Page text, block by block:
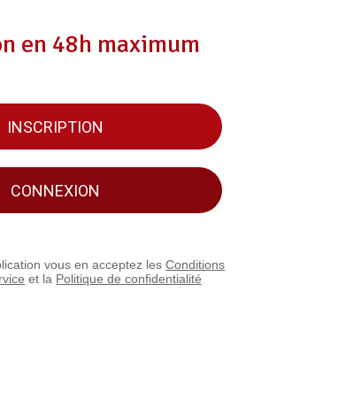
en 48h maximum
INSCRIPTION
CONNEXION
vous en acceptez les Conditions
et la Politique de confidentialité